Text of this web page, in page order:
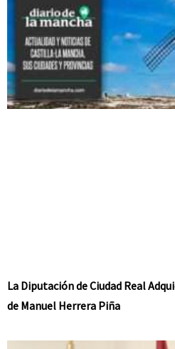
La Diputación de Ciudad Real
de Manuel Herrera Piña